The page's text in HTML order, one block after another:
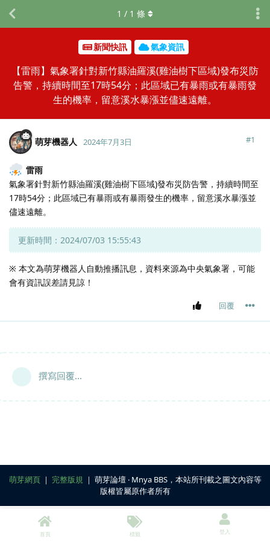
新聞快訊 氣象資訊
【雷雨】氣象署針對新竹縣油羅溪(雞油樹下區域)發布災防
告警，持續時間至17時54分；此區域已有暴雨或有暴雨發
生的機率，留意溪水暴漲並儘速遠離。
1 / 1 條
萌芽機器人 2024年7月3日 #1
雷雨
氣象署針對新竹縣油羅溪(雞油樹下區域)發布災防告警，持續時間至
17時54分；此區域已有暴雨或有暴雨發生的機率，留意溪水暴漲並
儘速遠離。
更新時間：2024/07/03 15:55:43
※ 本文為萌芽機器人自動推播訊息，資料來源為中央氣象署，可能
會有資訊誤差請見諒！
回覆
撰寫回覆...
萌芽網頁｜ 完整版規 ｜ 萌芽論壇 ‧ Mnya BBS，本站所刊載之圖文內容等
版權皆屬原作者所有
首頁 標籤 登入